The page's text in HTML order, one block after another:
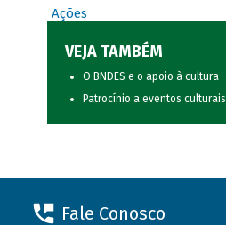
Ações
VEJA TAMBÉM
O BNDES e o apoio à cultura
Patrocínio a eventos culturais
Fale Conosco